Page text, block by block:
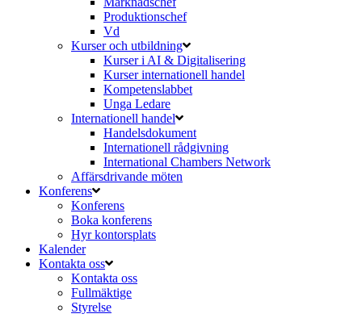
Produktionschef
Vd
Kurser och utbildning
Kurser i AI & Digitalisering
Kurser internationell handel
Kompetenslabbet
Unga Ledare
Internationell handel
Handelsdokument
Internationell rådgivning
International Chambers Network
Affärsdrivande möten
Konferens
Konferens
Boka konferens
Hyr kontorsplats
Kalender
Kontakta oss
Kontakta oss
Fullmäktige
Styrelse